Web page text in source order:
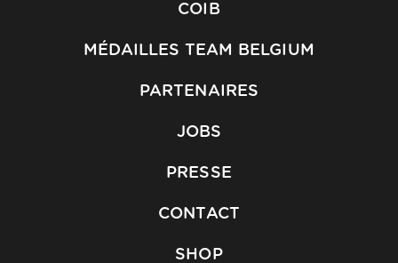
COIB
MÉDAILLES TEAM BELGIUM
PARTENAIRES
JOBS
PRESSE
CONTACT
SHOP